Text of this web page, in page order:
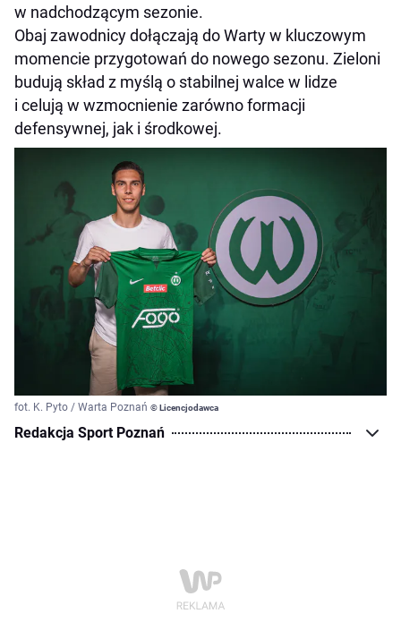
w nadchodzącym sezonie.
Obaj zawodnicy dołączają do Warty w kluczowym
momencie przygotowań do nowego sezonu. Zieloni
budują skład z myślą o stabilnej walce w lidze
i celują w wzmocnienie zarówno formacji
defensywnej, jak i środkowej.
fot. K. Pyto / Warta Poznań © Licencjodawca
Redakcja Sport Poznań